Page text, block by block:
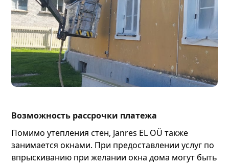
Возможность рассрочки платежа
Помимо утепления стен, Janres EL OÜ также
занимается окнами. При предоставлении услуг по
впрыскиванию при желании окна дома могут быть